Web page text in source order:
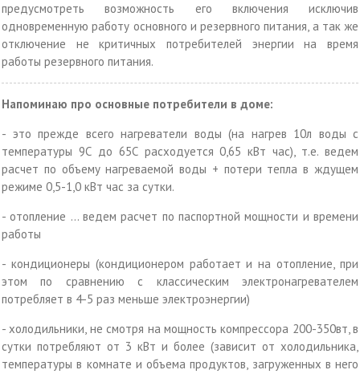
предусмотреть возможность его включения исключив
одновременную работу основного и резервного питания, а так же
отключение не критичных потребителей энергии на время
работы резервного питания.
Напоминаю про основные потребители в доме:
- это прежде всего нагреватели воды (на нагрев 10л воды с
температуры 9С до 65С расходуется 0,65 кВт час), т.е. ведем
расчет по объему нагреваемой воды + потери тепла в ждущем
режиме 0,5-1,0 кВт час за сутки.
- отопление … ведем расчет по паспортной мощности и времени
работы
- кондиционеры (кондиционером работает и на отопление, при
этом по сравнению с классическим электронагревателем
потребляет в 4-5 раз меньше электроэнергии)
- холодильники, не смотря на мощность компрессора 200-350вт, в
сутки потребляют от 3 кВт и более (зависит от холодильника,
температуры в комнате и объема продуктов, загруженных в него